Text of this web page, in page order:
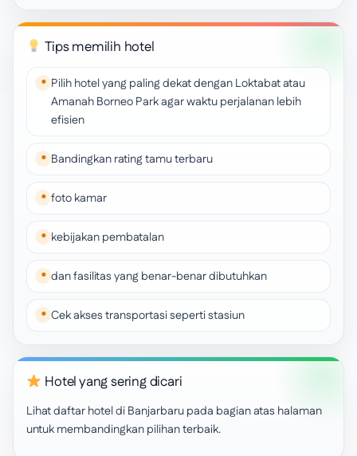
Tips memilih hotel
Pilih hotel yang paling dekat dengan Loktabat atau
Amanah Borneo Park agar waktu perjalanan lebih
efisien
Bandingkan rating tamu terbaru
foto kamar
kebijakan pembatalan
dan fasilitas yang benar-benar dibutuhkan
Cek akses transportasi seperti stasiun
Hotel yang sering dicari
Lihat daftar hotel di Banjarbaru pada bagian atas halaman
untuk membandingkan pilihan terbaik.